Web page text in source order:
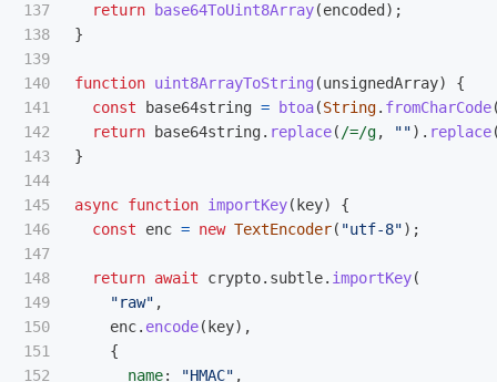
137
138
139
140
141
142
143
144
145
146
147
148
149
150
151
152
return
base64ToUint8Array(encoded );
}
function uint8ArrayToString (unsignedArray)
{
const
base64string = btoa(String. fromCharCode
return
base64string. replace( /=/g, ""). replace
}
async function importKey( key)
{
const
enc = new TextEncoder( "utf-8");
return await crypto. subtle. importKey(
"raw" ,
enc. encode( key),
{
name: "HMAC" ,